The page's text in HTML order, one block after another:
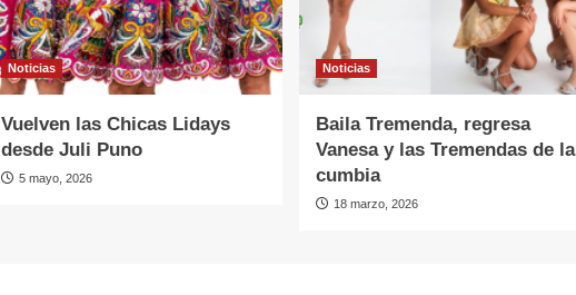
Noticias
Vuelven las Chicas Lidays
desde Juli Puno
5 mayo, 2026
Noticias
Baila Tremenda, regresa
Vanesa y las Tremendas de la
cumbia
18 marzo, 2026